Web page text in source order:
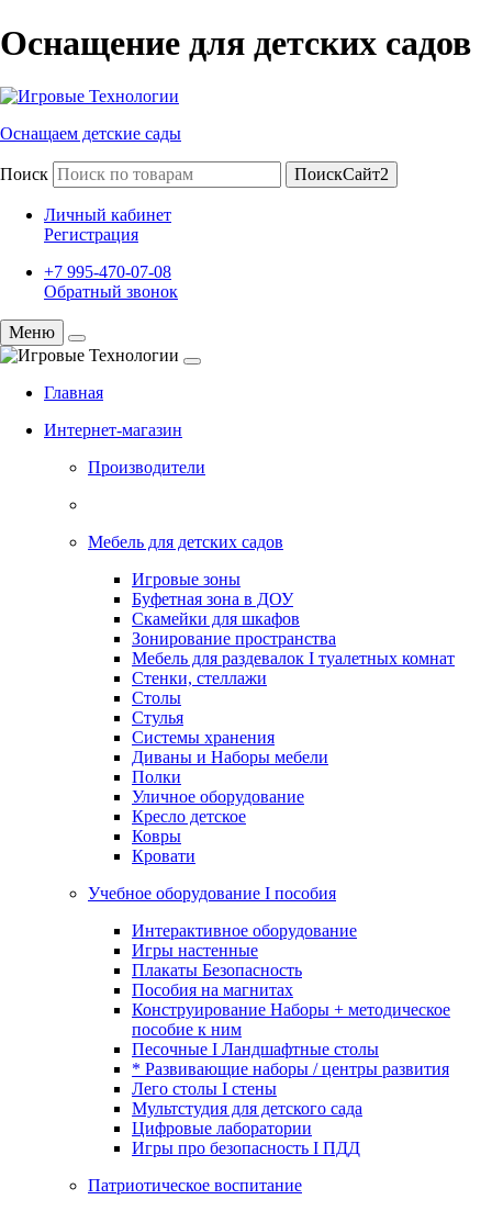
Оснащение для детских садов
Оснащаем детские сады
Поиск ПоискСайт2
Личный кабинет
Регистрация
+7 995-470-07-08
Обратный звонок
Меню
Главная
Интернет-магазин
Производители
Мебель для детских садов
Игровые зоны
Буфетная зона в ДОУ
Скамейки для шкафов
Зонирование пространства
Мебель для раздевалок I туалетных комнат
Стенки, стеллажи
Столы
Стулья
Системы хранения
Диваны и Наборы мебели
Полки
Уличное оборудование
Кресло детское
Ковры
Кровати
Учебное оборудование I пособия
Интерактивное оборудование
Игры настенные
Плакаты Безопасность
Пособия на магнитах
Конструирование Наборы + методическое
пособие к ним
Песочные I Ландшафтные столы
* Развивающие наборы / центры развития
Лего столы I стены
Мультстудия для детского сада
Цифровые лаборатории
Игры про безопасность I ПДД
Патриотическое воспитание